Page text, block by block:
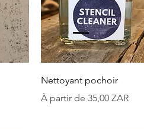
Aperçu rapide
Nettoyant pochoir
À partir de 35,00 ZAR
Prix promotionnel